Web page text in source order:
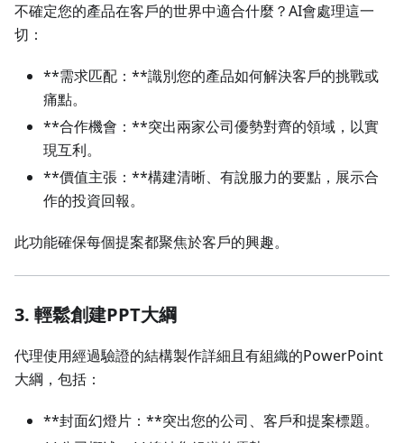
不確定您的產品在客戶的世界中適合什麼？AI會處理這一
切：
**需求匹配：**識別您的產品如何解決客戶的挑戰或
痛點。
**合作機會：**突出兩家公司優勢對齊的領域，以實
現互利。
**價值主張：**構建清晰、有說服力的要點，展示合
作的投資回報。
此功能確保每個提案都聚焦於客戶的興趣。
3. 輕鬆創建PPT大綱
代理使用經過驗證的結構製作詳細且有組織的PowerPoint
大綱，包括：
**封面幻燈片：**突出您的公司、客戶和提案標題。